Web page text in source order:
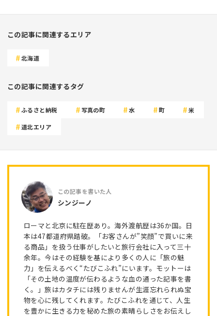
この記事に関連するエリア
北海道
この記事に関連するタグ
ふるさと納税 写真の町 水 町 米
道北エリア
シンジーノ
ローマと北京に駐在歴あり。海外渡航歴は36か国。日
本は47都道府県踏破。「お客さんが”笑顔”で買いに来
る商品」を扱う仕事がしたいと旅行会社に入って三十
余年。今はその経験を基により多くの人に「旅の魅
力」を伝えるべく“たびこふれ”にいます。モットーは
「その土地の温度が伝わるような血の通った記事を書
く。」旅はカタチには残りませんが生涯忘れられぬ宝
物を心に残してくれます。たびこふれを通じて、人生
を豊かに生きる力を秘めた旅の素晴らしさをお伝えし